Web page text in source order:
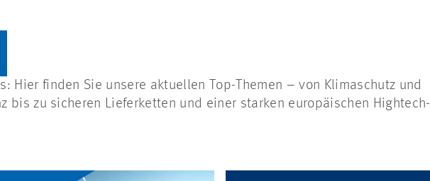
Hier finden Sie unsere aktuellen Top-Themen – von Klimaschutz und
bis zu sicheren Lieferketten und einer starken europäischen Hightech-